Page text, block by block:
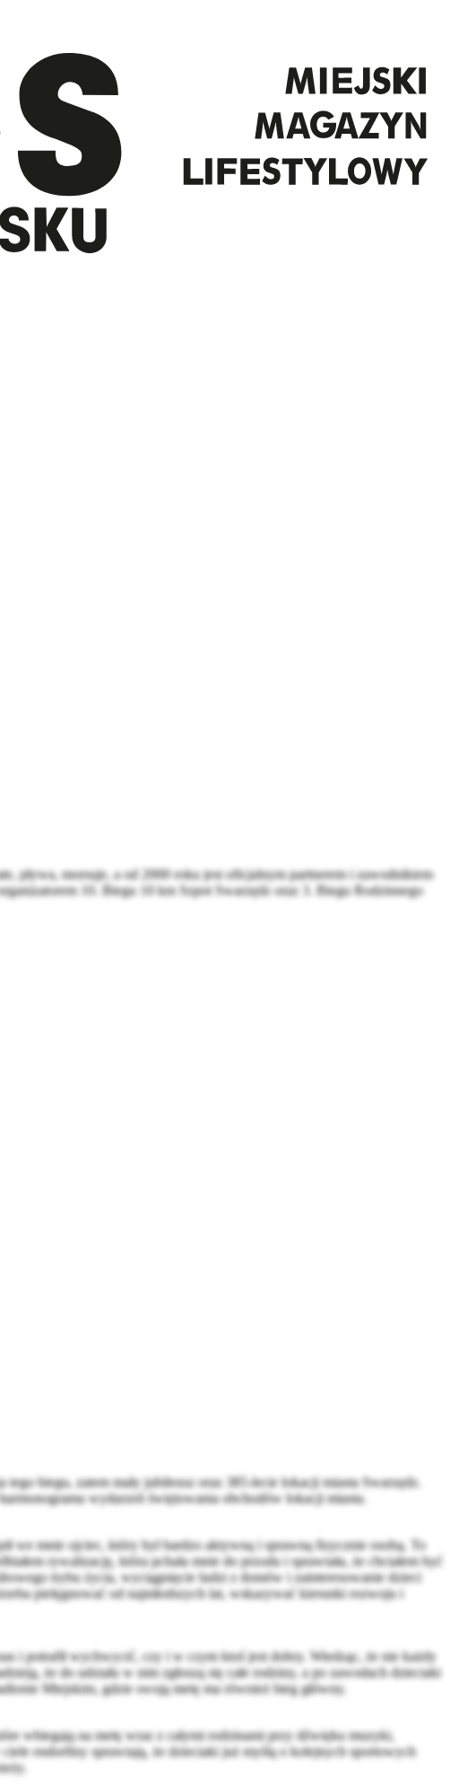
pływa, morsuje, a od 2000 roku jest oficjalnym partnerem i zawodnikiem
10. Biegu 10 km Szpot Swarzędz oraz 3. Biegu Rodzinnego
biegu, zatem mały jubileusz oraz 385-lecie lokacji miasta Swarzędz.
wydarzeń świętowania obchodów lokacji miasta.
we mnie ojciec, który był bardzo aktywną i sprawną fizycznie osobą. To
rywalizację, która pchała mnie do przodu i sprawiała, że chciałem być
trybu życia, wyciągnięcie ludzi z domów i zainteresowanie dzieci
pielęgnować od najmłodszych lat, wskazywać kierunki rozwoju i
i potrafił wychwycić, czy i w czym ktoś jest dobry. Wiedząc, że nie każdy
że do udziału w nim zgłoszą się całe rodziny, a po zawodach dzieciaki
Miejskim, gdzie swoją metę ma również bieg główny.
wbiegają na metę wraz z całymi rodzinami przy dźwięku muzyki,
endorfiny sprawiają, że dzieciaki już myślą o kolejnych sportowych